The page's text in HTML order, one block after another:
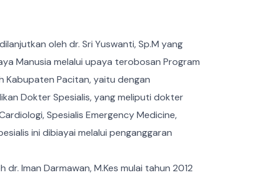
oleh dr. Sri Yuswanti, Sp.M yang
Manusia melalui upaya terobosan Program
Kabupaten Pacitan, yaitu dengan
Dokter Spesialis, yang meliputi dokter
Spesialis Emergency Medicine,
ini dibiayai melalui penganggaran
Iman Darmawan, M.Kes mulai tahun 2012